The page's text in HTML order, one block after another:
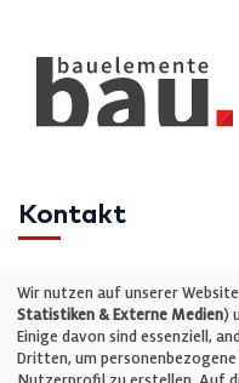
Kontakt
Telefon: +49 (0)711
E-Mail:
Wir nutzen auf unserer
Statistiken & Externe Medien)
Einige davon sind essenziell,
Dritten, um